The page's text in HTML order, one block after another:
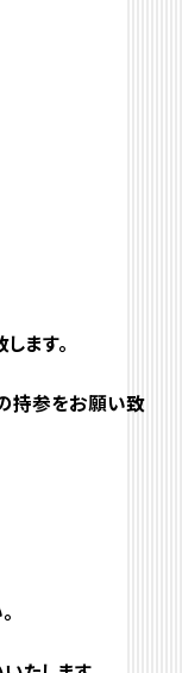
ます。
持参をお願い致